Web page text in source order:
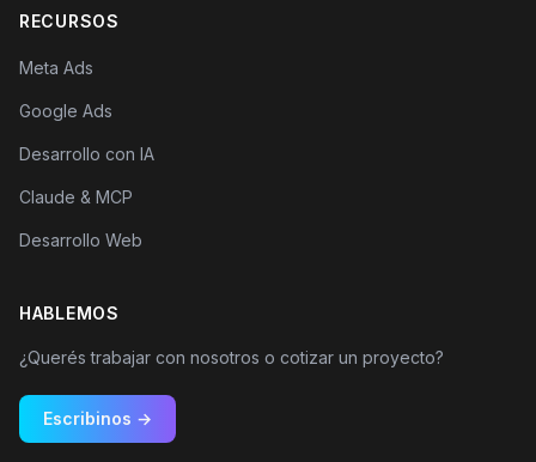
RECURSOS
Meta Ads
Google Ads
Desarrollo con IA
Claude & MCP
Desarrollo Web
HABLEMOS
¿Querés trabajar con nosotros o cotizar un proyecto?
Escribinos →